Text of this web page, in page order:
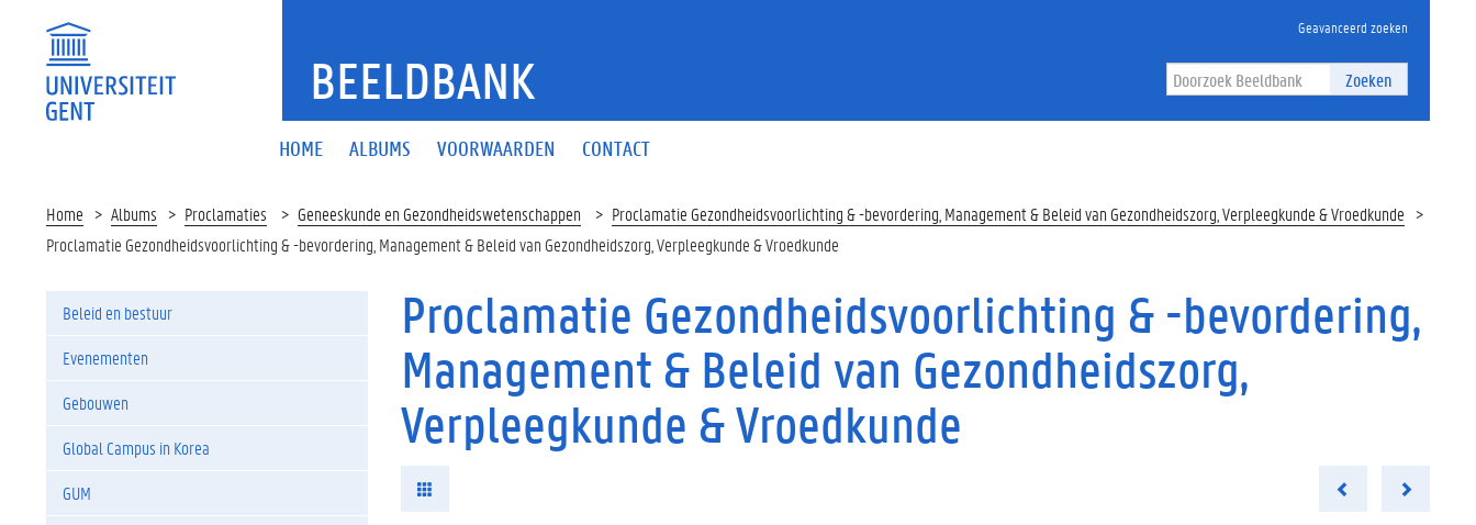
BEELDBANK
Geavanceerd zoeken
Zoeken
HOME ALBUMS VOORWAARDEN CONTACT
Home Albums Proclamaties Geneeskunde en Gezondheidswetenschappen
Proclamatie Gezondheidsvoorlichting & -bevordering, Management & Beleid van Gezondheidszorg, Verpleegkunde & Vroedkunde
Proclamatie Gezondheidsvoorlichting & -bevordering, Management & Beleid van Gezondheidszorg, Verpleegkunde & Vroedkunde
Beleid en bestuur
Evenementen
Gebouwen
Global Campus in Korea
GUM
Proclamatie Gezondheidsvoorlichting & -bevordering,
Management & Beleid van Gezondheidszorg,
Verpleegkunde & Vroedkunde